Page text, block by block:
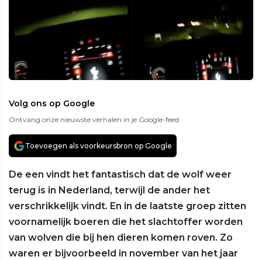
Volg ons op Google
Ontvang onze nieuwste verhalen in je Google-feed
Toevoegen als voorkeursbron op Google
De een vindt het fantastisch dat de wolf weer
terug is in Nederland, terwijl de ander het
verschrikkelijk vindt. En in de laatste groep zitten
voornamelijk boeren die het slachtoffer worden
van wolven die bij hen dieren komen roven. Zo
waren er bijvoorbeeld in november van het jaar